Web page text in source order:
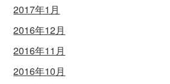
2017年1月
2016年12月
2016年11月
2016年10月